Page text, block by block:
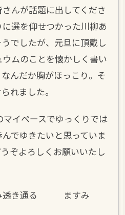
んが話題に出してくださ
選を仰せつかった川柳あ
でしたが、元旦に頂戴し
ムのことを懐かしく書い
んだか胸がほっこり。そ
れました。
イペースでゆっくりでは
でゆきたいと思っていま
ぞよろしくお願いいたし
み透き通る ますみ